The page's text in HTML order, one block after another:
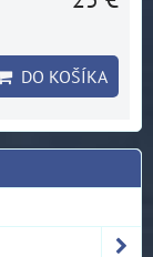
DO KOŠÍKA